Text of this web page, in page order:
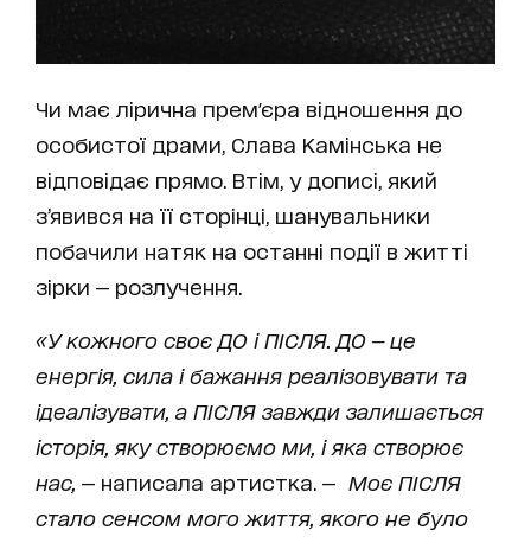
Чи має лірична прем'єра відношення до
особистої драми, Слава Камінська не
відповідає прямо. Втім, у дописі, який
з’явився на її сторінці, шанувальники
побачили натяк на останні події в житті
зірки — розлучення.
«У кожного своє ДО і ПІСЛЯ. ДО — це
енергія, сила і бажання реалізовувати та
ідеалізувати, а ПІСЛЯ завжди залишається
історія, яку створюємо ми, і яка створює
нас, — написала артистка. — Моє ПІСЛЯ
стало сенсом мого життя, якого не було